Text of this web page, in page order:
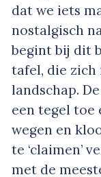
dat we iets
nostalgisch
begint bij dit
tafel, die
landschap.
een tegel toe
wegen en
te ‘claimen’
met de